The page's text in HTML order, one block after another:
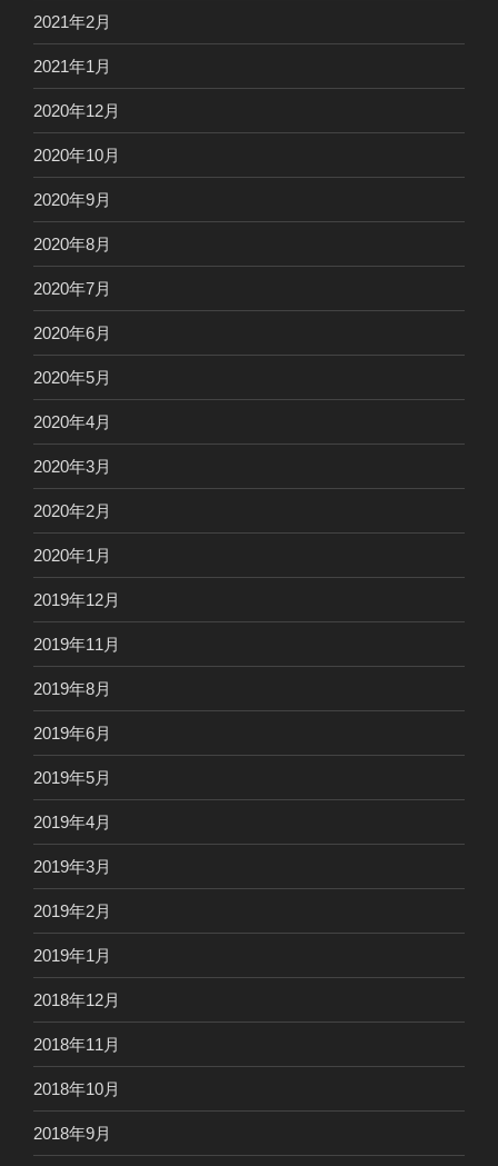
2021年2月
2021年1月
2020年12月
2020年10月
2020年9月
2020年8月
2020年7月
2020年6月
2020年5月
2020年4月
2020年3月
2020年2月
2020年1月
2019年12月
2019年11月
2019年8月
2019年6月
2019年5月
2019年4月
2019年3月
2019年2月
2019年1月
2018年12月
2018年11月
2018年10月
2018年9月